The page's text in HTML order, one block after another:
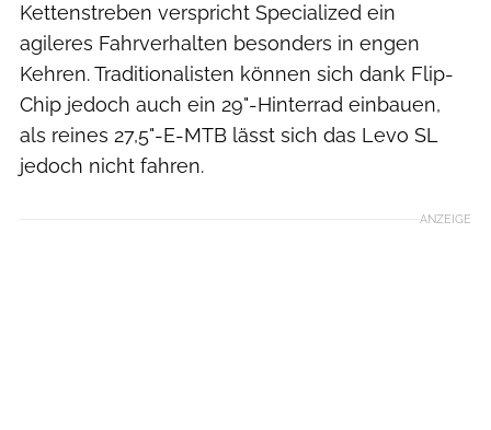
Kettenstreben verspricht Specialized ein
agileres Fahrverhalten besonders in engen
Kehren. Traditionalisten können sich dank Flip-
Chip jedoch auch ein 29"-Hinterrad einbauen,
als reines 27,5"-E-MTB lässt sich das Levo SL
jedoch nicht fahren.
ANZEIGE